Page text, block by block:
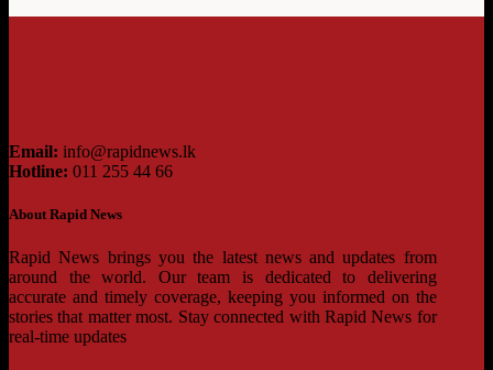
Email: info@rapidnews.lk
Hotline: 011 255 44 66
About Rapid News
Rapid News brings you the latest news and updates from
around the world. Our team is dedicated to delivering
accurate and timely coverage, keeping you informed on the
stories that matter most. Stay connected with Rapid News for
real-time updates